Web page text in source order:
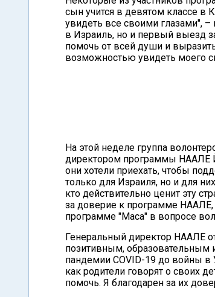
сын учится в девятом классе в
увидеть все своими глазами",
в Израиль, но и первый выезд
помочь от всей души и
возможностью увидеть моего
На этой неделе группа
директором программы НААЛЕ
они хотели приехать, чтобы
только для Израиля, но и для
кто действительно ценит эту
за доверие к программе НААЛЕ,
программе "Маса" в вопросе
Генеральный директор НААЛЕ
позитивным, образовательным
пандемии COVID-19 до войны
как родители говорят о своих
помочь. Я благодарен за их